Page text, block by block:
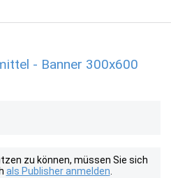
- Banner 300x600
zu können, müssen Sie sich
als Publisher anmelden